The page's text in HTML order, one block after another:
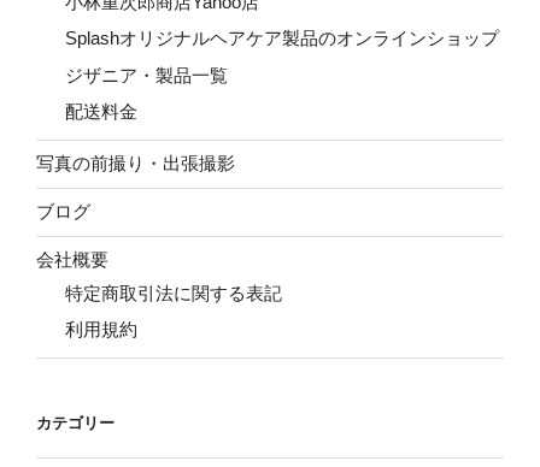
Splashオリジナルヘアケア製品のオンラインショップ
ジザニア・製品一覧
配送料金
写真の前撮り・出張撮影
ブログ
会社概要
特定商取引法に関する表記
利用規約
カテゴリー